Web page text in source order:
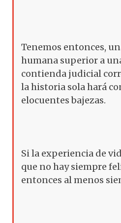
Tenemos entonces,
humana superior a
contienda judicial
la historia sola hará
elocuentes bajezas.
Si la experiencia de
que no hay siempre
entonces al menos